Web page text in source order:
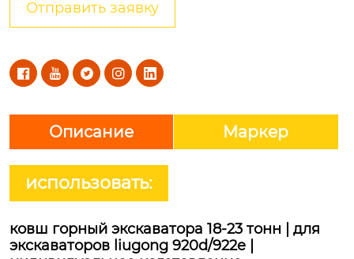
Отправить заявку
    
Описание Маркер
использовать:
ковш горный экскаватора 18-23 тонн | для
экскаваторов liugong 920d/922e |